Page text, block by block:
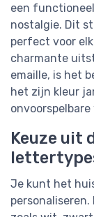
een
nostalgie. Dit
perfect voor
charmante
emaille, is het
het zijn kleur
Keuze uit
Je kunt het